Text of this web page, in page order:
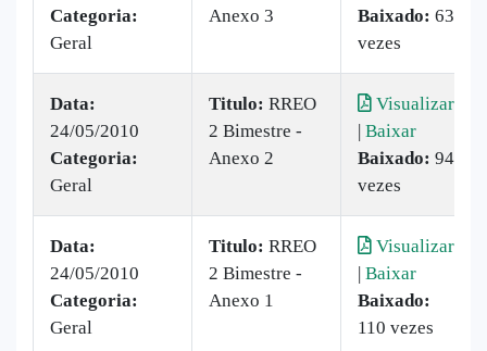
Categoria:
Geral
Anexo 3
Baixado: 63
vezes
Data:
24/05/2010
Categoria:
Geral
Titulo: RREO
2 Bimestre -
Anexo 2
Visualizar
| Baixar
Baixado: 94
vezes
Data:
24/05/2010
Categoria:
Geral
Titulo: RREO
2 Bimestre -
Anexo 1
Visualizar
| Baixar
Baixado:
110 vezes